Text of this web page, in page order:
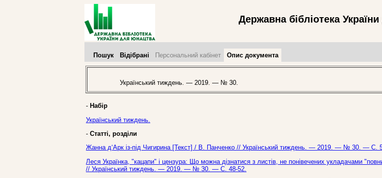
Державна бібліотека
Пошук Відібрані Персональний кабінет Опис документа
Український тиждень. — 2019. — № 30.
- Набір
Український тиждень.
- Статті, розділи
Жанна д‘Арк із-під Чигирина [Текст] / В. Панченко // Український тиждень. — 2019. — № 30. — С.
Леся Українка, "кацапи" і цензура: Що можна дізнатися з листів, не понівечених укладачами
// Український тиждень. — 2019. — № 30. — С. 48-52.